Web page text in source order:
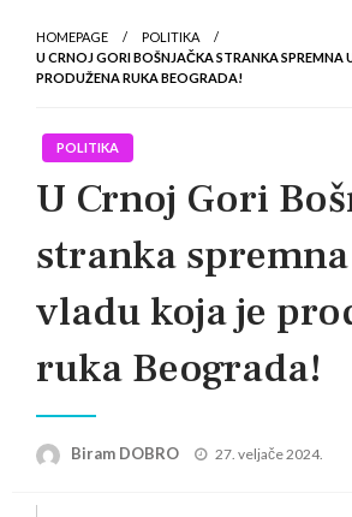
HOMEPAGE
POLITIKA
U CRNOJ GORI BOŠNJAČKA STRANKA SPREMNA
PRODUŽENA RUKA BEOGRADA!
POLITIKA
U Crnoj Gori
stranka
vladu koja je
ruka Beograda!
Biram DOBRO
Posted
27. veljače 2024.